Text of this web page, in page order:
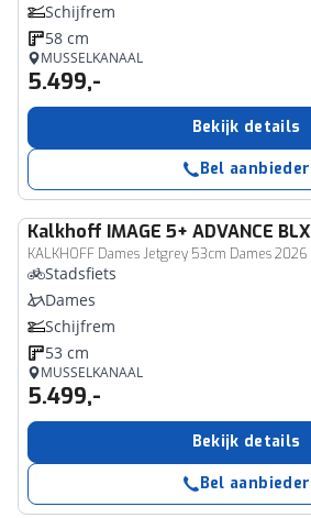
Schijfrem
58 cm
MUSSELKANAAL
5.499,-
Bekijk details
Bel aanbieder
Kalkhoff IMAGE 5+ ADVANCE BLX
KALKHOFF Dames Jetgrey 53cm Dames 2026
Stadsfiets
Dames
Schijfrem
53 cm
MUSSELKANAAL
5.499,-
Bekijk details
Bel aanbieder